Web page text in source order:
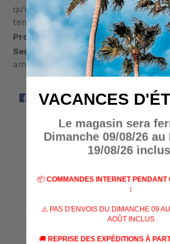
qu’éloigne l’humidité en gardant le
temps
Protection:
Bord de protection en
Semelle:
CRISPI CLAW avec
amortissante en micropore
PARTAGERPARTAGER
SUR
TWEETER
SUR
AVIS
VACANCES
Le magasin sera
Dimanche 09/08/26 au
19/08/26
📦 COMMANDES INTERNET PENDANT
:
⚠️ PAS D'ENVOIS DU DIMANCHE 09
AOÛT INCLUS
🚚 REPRISE DES EXPÉDITIONS À